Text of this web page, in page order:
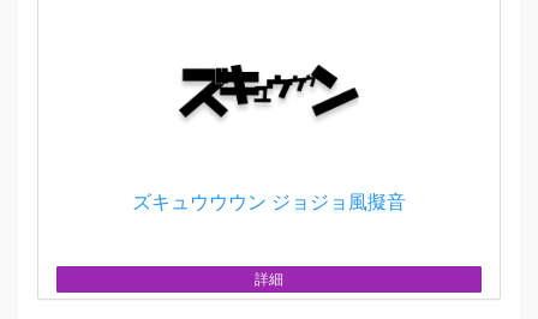
ズキュウウウン ジョジョ風擬音
詳細